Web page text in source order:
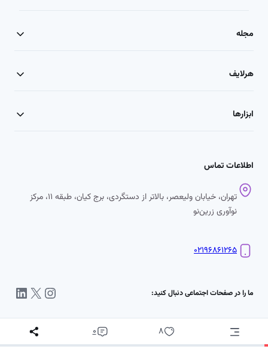
پ
س
8
0د
مجله
هرلایف
ابزارها
اطلاعات تماس
تهران، خیابان ولیعصر، بالاتر از دستگردی، برج کیان، طبقه ۱۱، مرکز
نوآوری زرین‌نو
۰۲۱۹۶۸۶۱۲۶۵
ما را در صفحات اجتماعی دنبال کنید:
اینستاگرم X